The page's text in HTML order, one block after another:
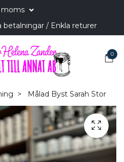
moms
betalningar / Enkla returer
0
Målad Byst Sarah Stor